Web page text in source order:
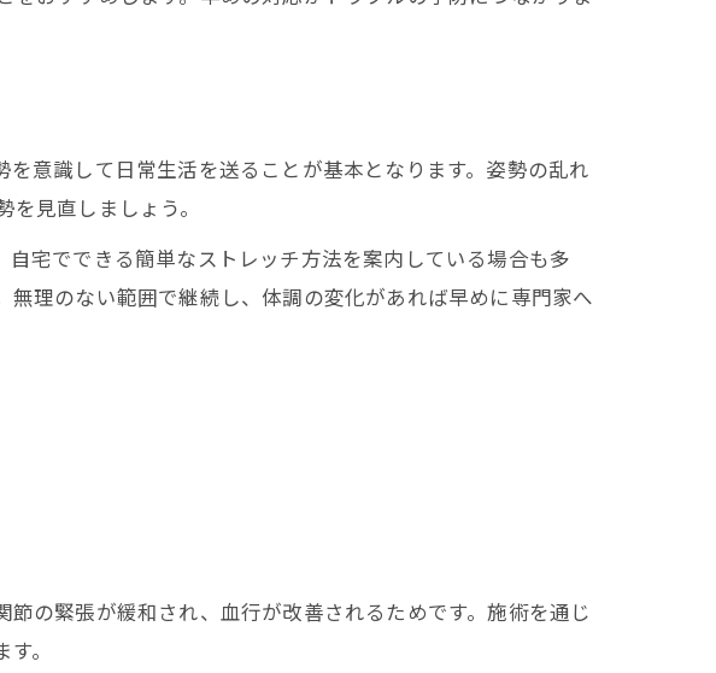
につながる
意識して日常生活を送ることが基本となります。姿勢の乱れ
見直しましょう。
宅でできる簡単なストレッチ方法を案内している場合も多
理のない範囲で継続し、体調の変化があれば早めに専門家へ
の緊張が緩和され、血行が改善されるためです。施術を通じ
。